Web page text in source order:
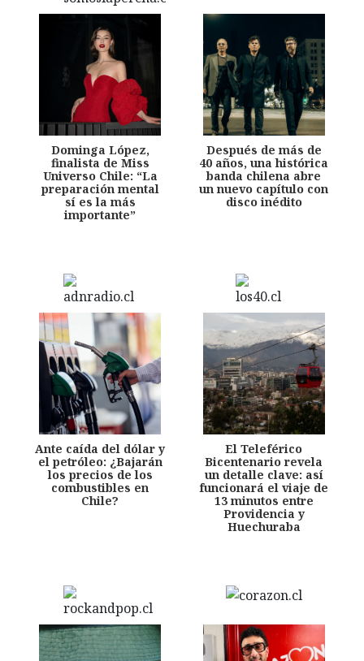
Dominga López,
finalista de Miss
Universo Chile: “La
preparación mental
sí es la más
importante”
Después de más de
40 años, una histórica
banda chilena abre
un nuevo capítulo con
disco inédito
Ante caída del dólar y
el petróleo: ¿Bajarán
los precios de los
combustibles en
Chile?
El Teleférico
Bicentenario revela
un detalle clave: así
funcionará el viaje de
13 minutos entre
Providencia y
Huechuraba